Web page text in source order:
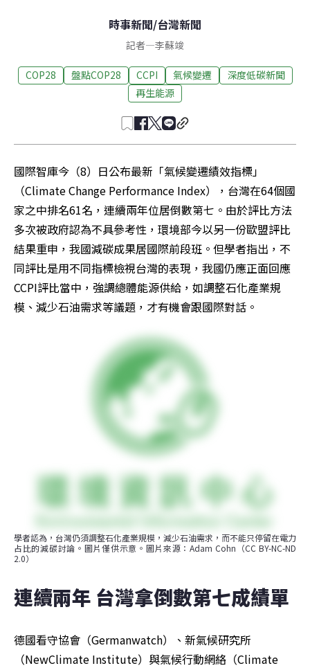
時事新聞/台灣新聞
記者—李蘇竣
COP28 盤點COP28 CCPI 氣候變遷
深度低碳新聞
再生能源
國際智庫今（8）日公布最新「氣候變遷績效指標」
（Climate Change Performance Index），台灣在64個國
家之中排名61名，連續兩年位居倒數第七。由於評比方法
多次被政府認為不具參考性，環境部今以另一份歐盟評比
結果重申，我國減碳成果居國際前段班。但學者指出，不
同評比是用不同指標檢視台灣的表現，我國仍應正面回應
CCPI評比當中，強調總體能源供給，如調整石化產業規
模、減少石油需求等議題，才有機會跟國際對話。
學者認為，台灣仍須調整石化產業規模，減少石油需求，而不能只停留在電力
占比的減碳討論。圖片僅供示意。圖片來源：Adam Cohn（CC BY-NC-ND
2.0）
連續兩年 台灣拿倒數第七成績單
德國看守協會（Germanwatch）、新氣候研究所
（NewClimate Institute）與氣候行動網絡（Climate